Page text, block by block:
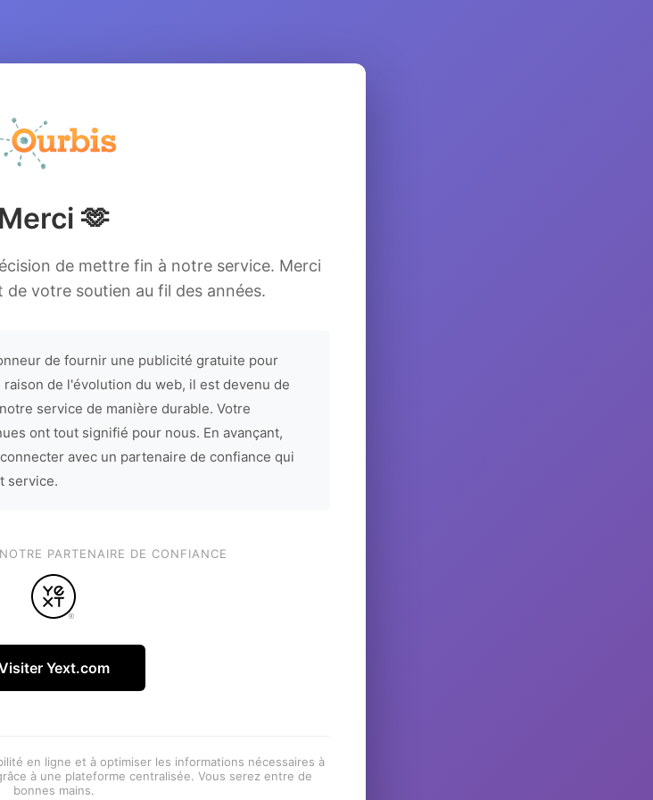
Merci 🫶
de mettre fin à notre service. Merci
votre soutien au fil des années.
de fournir une publicité gratuite pour
de l'évolution du web, il est devenu de
service de manière durable. Votre
ont tout signifié pour nous. En avançant,
avec un partenaire de confiance qui
service.
PARTENAIRE DE CONFIANCE
Yext.com
en ligne et à optimiser les informations nécessaires à
à une plateforme centralisée. Vous serez entre de
bonnes mains.